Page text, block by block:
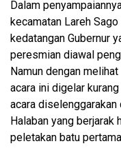
Dalam
kecamatan Lareh
kedatangan Gubernur
peresmian diawal
Namun dengan
acara ini digelar
acara diselenggarakan
Halaban yang
peletakan batu